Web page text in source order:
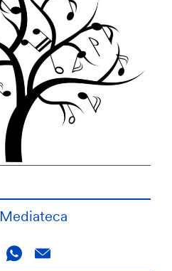
Mediateca